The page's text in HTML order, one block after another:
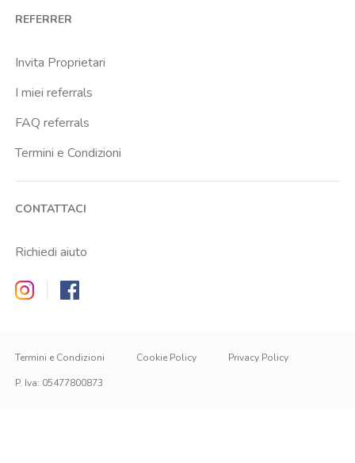
REFERRER
Invita Proprietari
I miei referrals
FAQ referrals
Termini e Condizioni
CONTATTACI
Richiedi aiuto
Zappyrent on Instagram
Zappyrent on Facebook
Termini e Condizioni Cookie Policy
Privacy Policy
P. Iva: 05477800873